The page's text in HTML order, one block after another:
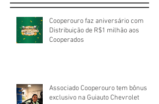
Cooperouro faz aniversário com
Distribuição de R$1 milhão aos
Cooperados
Associado Cooperouro tem bônus
exclusivo na Guiauto Chevrolet